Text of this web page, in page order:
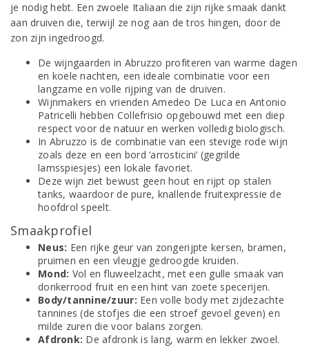
je nodig hebt. Een zwoele Italiaan die zijn rijke smaak dankt
aan druiven die, terwijl ze nog aan de tros hingen, door de
zon zijn ingedroogd.
De wijngaarden in Abruzzo profiteren van warme dagen
en koele nachten, een ideale combinatie voor een
langzame en volle rijping van de druiven.
Wijnmakers en vrienden Amedeo De Luca en Antonio
Patricelli hebben Collefrisio opgebouwd met een diep
respect voor de natuur en werken volledig biologisch.
In Abruzzo is de combinatie van een stevige rode wijn
zoals deze en een bord ‘arrosticini’ (gegrilde
lamsspiesjes) een lokale favoriet.
Deze wijn ziet bewust geen hout en rijpt op stalen
tanks, waardoor de pure, knallende fruitexpressie de
hoofdrol speelt.
Smaakprofiel
Neus: Een rijke geur van zongerijpte kersen, bramen,
pruimen en een vleugje gedroogde kruiden.
Mond: Vol en fluweelzacht, met een gulle smaak van
donkerrood fruit en een hint van zoete specerijen.
Body/tannine/zuur: Een volle body met zijdezachte
tannines (de stofjes die een stroef gevoel geven) en
milde zuren die voor balans zorgen.
Afdronk: De afdronk is lang, warm en lekker zwoel.